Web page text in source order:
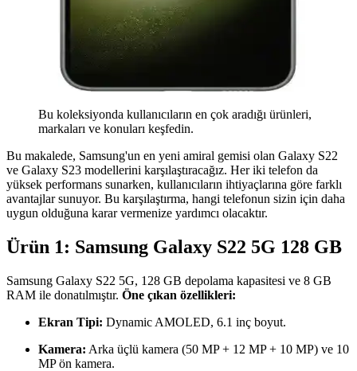
Bu koleksiyonda kullanıcıların en çok aradığı ürünleri,
markaları ve konuları keşfedin.
Bu makalede, Samsung'un en yeni amiral gemisi olan Galaxy S22
ve Galaxy S23 modellerini karşılaştıracağız. Her iki telefon da
yüksek performans sunarken, kullanıcıların ihtiyaçlarına göre farklı
avantajlar sunuyor. Bu karşılaştırma, hangi telefonun sizin için daha
uygun olduğuna karar vermenize yardımcı olacaktır.
Ürün 1: Samsung Galaxy S22 5G 128 GB
Samsung Galaxy S22 5G, 128 GB depolama kapasitesi ve 8 GB
RAM ile donatılmıştır. Öne çıkan özellikleri:
Ekran Tipi: Dynamic AMOLED, 6.1 inç boyut.
Kamera: Arka üçlü kamera (50 MP + 12 MP + 10 MP) ve 10
MP ön kamera.